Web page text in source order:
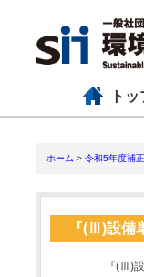
ト
ホーム > 令和5年度補
『(Ⅲ)設備
『(Ⅲ)